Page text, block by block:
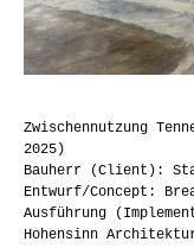
Zwischennutzung
2025)
Bauherr (Client):
Entwurf/Concept:
Ausführung
Hohensinn